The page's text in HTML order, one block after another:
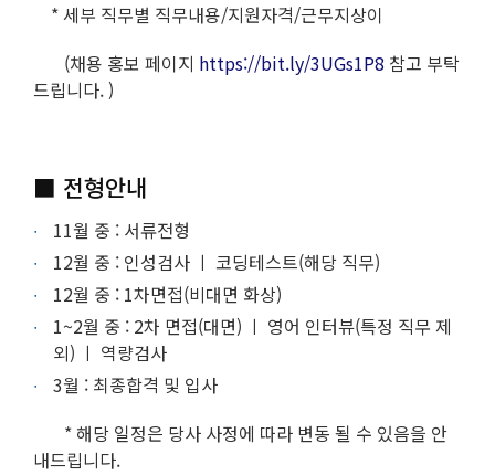
* 세부 직무별 직무내용/지원자격/근무지상이
(채용 홍보 페이지 https://bit.ly/3UGs1P8 참고 부탁
드립니다.)
■ 전형안내
11월 중 : 서류전형
12월 중 : 인성검사 ㅣ 코딩테스트(해당 직무)
12월 중 : 1차면접(비대면 화상)
1~2월 중 : 2차 면접(대면) ㅣ 영어 인터뷰(특정 직무 제
외) ㅣ 역량검사
3월 : 최종합격 및 입사
* 해당 일정은 당사 사정에 따라 변동 될 수 있음을 안
내드립니다.